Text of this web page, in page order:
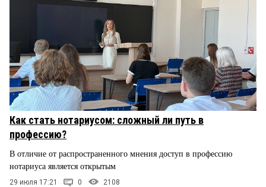
Как стать нотариусом: сложный ли путь в
профессию?
В отличие от распространенного мнения доступ в профессию
нотариуса является открытым
29 июля 17:21 0 2108